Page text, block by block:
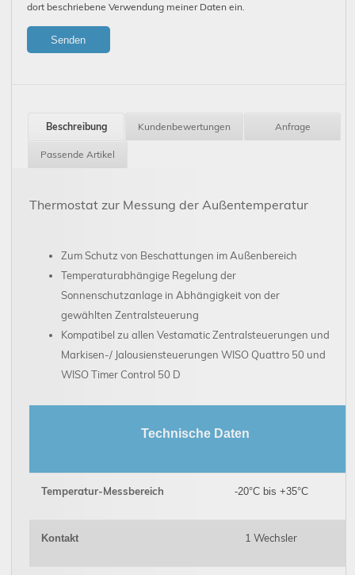
dort beschriebene Verwendung meiner Daten ein.
Senden
Beschreibung Kundenbewertungen Anfrage
Passende Artikel
Thermostat zur Messung der Außentemperatur
Zum Schutz von Beschattungen im Außenbereich
Temperaturabhängige Regelung der
Sonnenschutzanlage in Abhängigkeit von der
gewählten Zentralsteuerung
Kompatibel zu allen Vestamatic Zentralsteuerungen und
Markisen-/ Jalousiensteuerungen WISO Quattro 50 und
WISO Timer Control 50 D
Technische Daten
Temperatur-Messbereich -20°C bis +35°C
Kontakt 1 Wechsler